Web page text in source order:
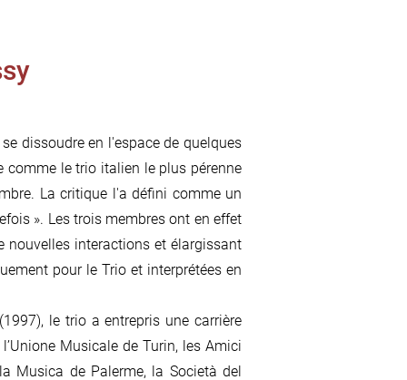
dissoudre en l'espace de quelques
comme le trio italien le plus pérenne
La critique l'a défini comme un
». Les trois membres ont en effet
nouvelles interactions et élargissant
pour le Trio et interprétées en
le trio a entrepris une carrière
Musicale de Turin, les Amici
Musica de Palerme, la Società del